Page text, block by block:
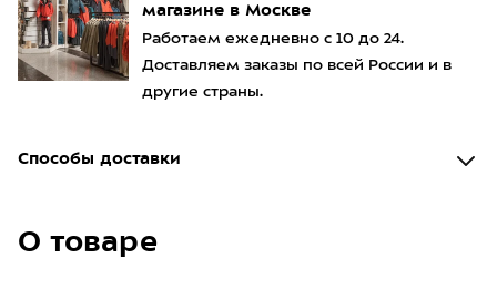
магазине в Москве
Работаем ежедневно с 10 до 24.
Доставляем заказы по всей России и в
другие страны.
Способы доставки
О товаре